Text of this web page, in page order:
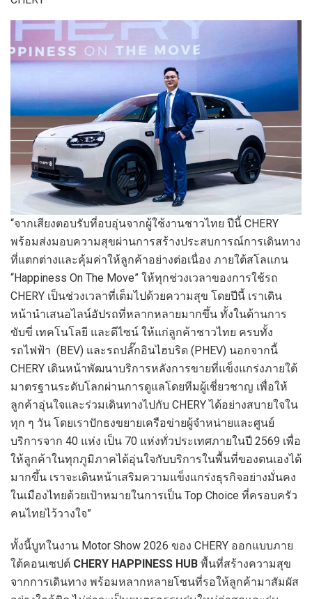
“จากเสียงตอบรับที่อบอุ่นจากผู้ใช้งานชาวไทย ปีนี้ CHERY
พร้อมส่งมอบความสุขผ่านการสร้างประสบการณ์การเดินทาง
ที่แตกต่างและคุ้มค่าให้ลูกค้าอย่างต่อเนื่อง ภายใต้สโลแกน
“Happiness On The Move” ให้ทุกช่วงเวลาของการใช้รถ
CHERY เป็นช่วงเวลาที่เต็มไปด้วยความสุข โดยปีนี้ เราเดิน
หน้านำเสนอไลน์อัปรถที่หลากหลายมากขึ้น ทั้งในด้านการ
ขับขี่ เทคโนโลยี และดีไซน์ ให้แก่ลูกค้าชาวไทย ครบทั้ง
รถไฟฟ้า (BEV) และรถปลั๊กอินไฮบริด (PHEV) นอกจากนี้
CHERY เดินหน้าพัฒนาบริการหลังการขายที่แข็งแกร่งภายใต้
มาตรฐานระดับโลกผ่านการดูแลโดยทีมผู้เชี่ยวชาญ เพื่อให้
ลูกค้าอุ่นใจและร่วมเดินทางไปกับ CHERY ได้อย่างสบายใจใน
ทุก ๆ วัน โดยเราปักธงขยายเครือข่ายผู้จำหน่ายและศูนย์
บริการจาก 40 แห่ง เป็น 70 แห่งทั่วประเทศภายในปี 2569 เพื่อ
ให้ลูกค้าในทุกภูมิภาคได้อุ่นใจกับบริการในพื้นที่ของตนเองได้
มากขึ้น เราจะเดินหน้าเสริมความแข็งแกร่งธุรกิจอย่างมั่นคง
ในเมืองไทยด้วยเป้าหมายในการเป็น Top Choice ที่ครอบครัว
คนไทยไว้วางใจ”
ทั้งนี้บูทในงาน Motor Show 2026 ของ CHERY ออกแบบภาย
ใต้คอนเซปต์ CHERY HAPPINESS HUB พื้นที่สร้างความสุข
จากการเดินทาง พร้อมหลากหลายโซนที่รอให้ลูกค้ามาสัมผัส